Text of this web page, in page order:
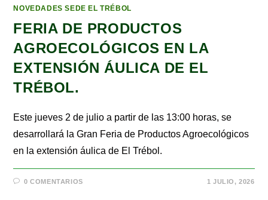
NOVEDADES SEDE EL TRÉBOL
FERIA DE PRODUCTOS
AGROECOLÓGICOS EN LA
EXTENSIÓN ÁULICA DE EL
TRÉBOL.
Este jueves 2 de julio a partir de las 13:00 horas, se
desarrollará la Gran Feria de Productos Agroecológicos
en la extensión áulica de El Trébol.
0 COMENTARIOS 1 JULIO, 2026